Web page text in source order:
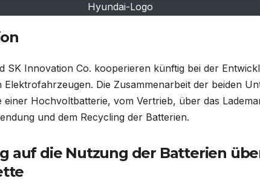
Hyundai-Logo
SK Innovation Co. kooperieren künftig bei der
Die Zusammenarbeit der beiden
einer Hochvoltbatterie, vom Vertrieb, über das
und dem Recycling der Batterien.
auf die Nutzung der Batterien